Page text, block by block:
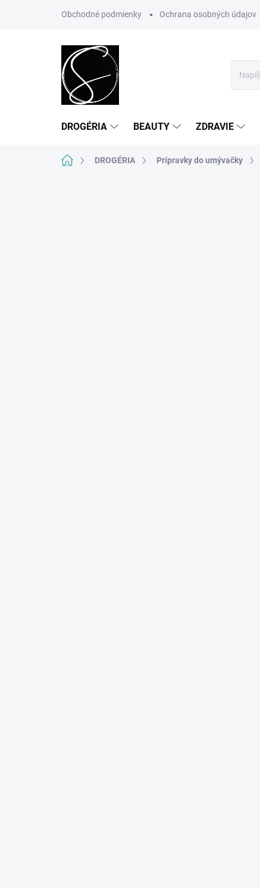
Obchodné podmienky Ochrana osobných údajov
DROGÉRIA BEAUTY ZDRAVIE
DomovDROGÉRIA Prípravky do umývačky